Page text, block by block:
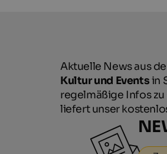
Aktuelle News aus
Kultur und Eventsin
regelmäßige Infos zu
liefert unser